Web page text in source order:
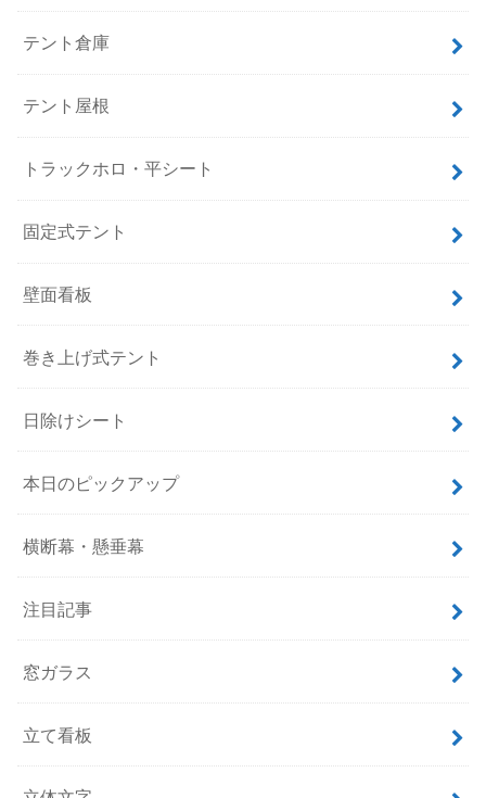
テント倉庫
テント屋根
トラックホロ・平シート
固定式テント
壁面看板
巻き上げ式テント
日除けシート
本日のピックアップ
横断幕・懸垂幕
注目記事
窓ガラス
立て看板